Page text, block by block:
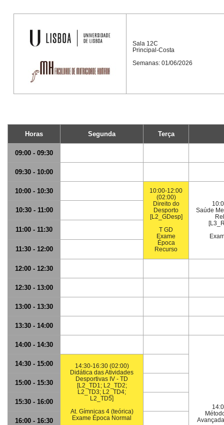
Sala 12C
Principal-Costa
Semanas: 01/06/2026
Horas Segunda Terça
09:00 - 09:30
09:30 - 10:00
10:00 - 10:30
10:00-12:00
(02:00)
Direito do
Desporto
[L2_GDesp]
T GD
Exame
Época
Recurso
Saúde
10:30 - 11:00
11:00 - 11:30
11:30 - 12:00
12:00 - 12:30
12:30 - 13:00
13:00 - 13:30
13:30 - 14:00
14:00 - 14:30
14:30 - 15:00
14:30-16:30 (02:00)
Didática das Atividades
Desportivas IV - TD
[L2_TD1; L2_TD2;
L2_TD3; L2_TD4;
L2_TD5]
At. Gímnicas 4 (teórica)
Exame Época Normal
15:00 - 15:30
15:30 - 16:00
16:00 - 16:30